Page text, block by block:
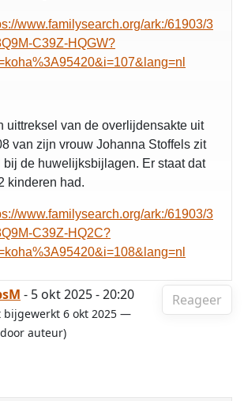
www.familysearch.org/ark:/61903/3
C39Z-HQGW?
uittreksel van de overlijdensakte uit
van zijn vrouw Johanna Stoffels zit
bij de huwelijksbijlagen. Er staat dat
kinderen had.
www.familysearch.org/ark:/61903/3
C39Z-HQ2C?
Reageer
- 5 okt 2025 - 20:20
bijgewerkt 6 okt 2025 —
auteur)